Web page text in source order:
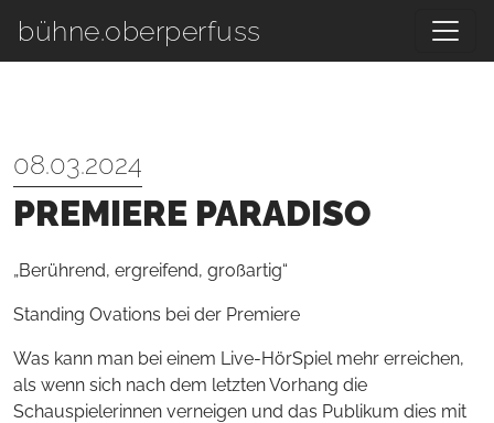
bühne.oberperfuss
08.03.2024
PREMIERE PARADISO
„Berührend, ergreifend, großartig“
Standing Ovations bei der Premiere
Was kann man bei einem Live-HörSpiel mehr erreichen,
als wenn sich nach dem letzten Vorhang die
Schauspielerinnen verneigen und das Publikum dies mit